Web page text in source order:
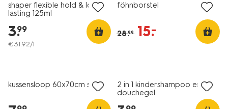
shaper flexible hold & long-
lasting 125ml
3.
99
€31.92/l
föhnborstel
28.99 15.
–
kussensloop 60x70cm satijn
2 in 1 kindershampoo en
douchegel